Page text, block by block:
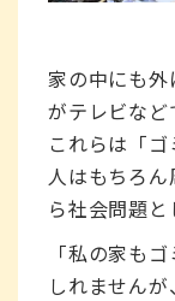
家の中にも
がテレビなど
これらは「
人はもちろ
ら社会問題と
「私の家も
しれません